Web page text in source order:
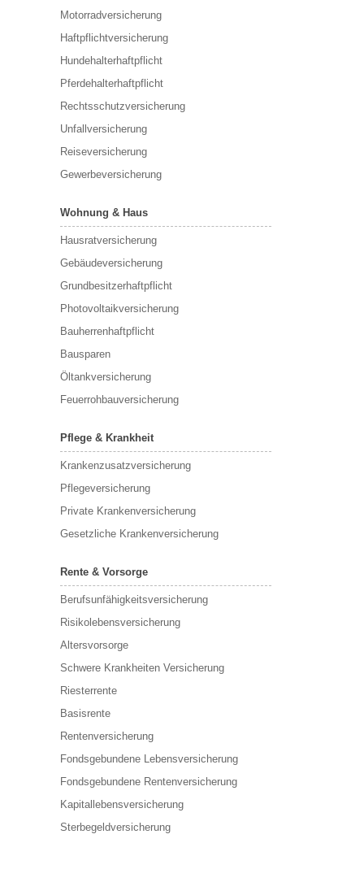
Motorradversicherung
Haftpflichtversicherung
Hundehalterhaftpflicht
Pferdehalterhaftpflicht
Rechtsschutzversicherung
Unfallversicherung
Reiseversicherung
Gewerbeversicherung
Wohnung & Haus
Hausratversicherung
Gebäudeversicherung
Grundbesitzerhaftpflicht
Photovoltaikversicherung
Bauherrenhaftpflicht
Bausparen
Öltankversicherung
Feuerrohbauversicherung
Pflege & Krankheit
Krankenzusatzversicherung
Pflegeversicherung
Private Krankenversicherung
Gesetzliche Krankenversicherung
Rente & Vorsorge
Berufs­unfähigkeitsversicherung
Risikolebensversicherung
Altersvorsorge
Schwere Krankheiten Versicherung
Riesterrente
Basisrente
Rentenversicherung
Fondsgebundene Lebensversicherung
Fondsgebundene Rentenversicherung
Kapitallebensversicherung
Sterbegeldversicherung